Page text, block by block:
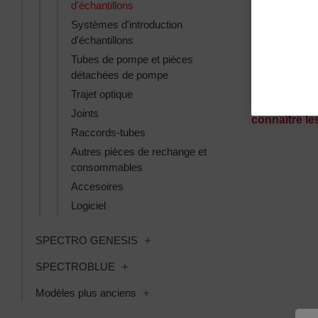
d'échantillons
Systèmes d'introduction
d'échantillons
Tubes de pompe et pièces
détachées de pompe
Trajet optique
Joints
Raccords-tubes
Autres pièces de rechange et
consommables
Accesoires
Logiciel
SPECTRO GENESIS
SPECTROBLUE
Modèles plus anciens
connaître